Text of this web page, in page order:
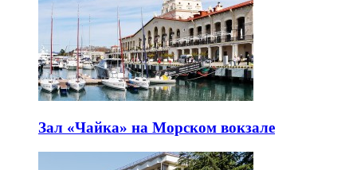
Зал «Чайка» на Морском вокзале